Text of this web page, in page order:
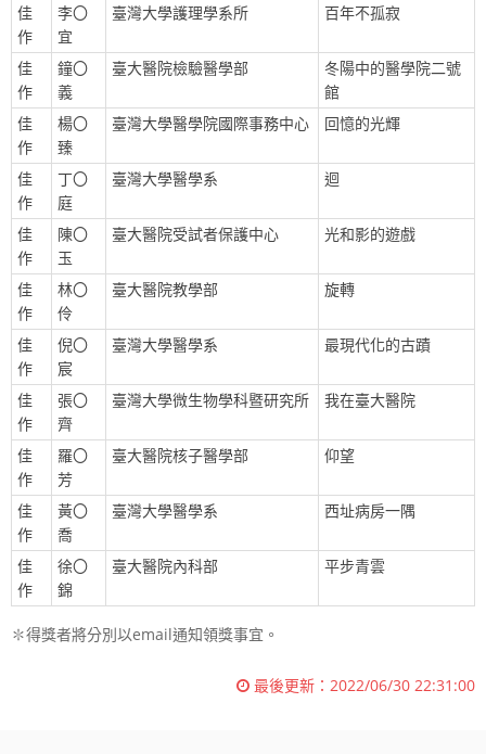
佳
作
李〇
宜
臺灣大學護理學系所 百年不孤寂
佳
作
鐘〇
義
臺大醫院檢驗醫學部
冬陽中的醫學院二號
館
佳
作
楊〇
臻
臺灣大學醫學院國際事務中心 回憶的光輝
佳
作
丁〇
庭
臺灣大學醫學系 迴
佳
作
陳〇
玉
臺大醫院受試者保護中心 光和影的遊戲
佳
作
林〇
伶
臺大醫院教學部 旋轉
佳
作
倪〇
宸
臺灣大學醫學系 最現代化的古蹟
佳
作
張〇
齊
臺灣大學微生物學科暨研究所 我在臺大醫院
佳
作
羅〇
芳
臺大醫院核子醫學部 仰望
佳
作
黃〇
喬
臺灣大學醫學系 西址病房一隅
佳
作
徐〇
錦
臺大醫院內科部 平步青雲
✽得獎者將分別以email通知領獎事宜。
最後更新： 2022/06/30 22:31:00